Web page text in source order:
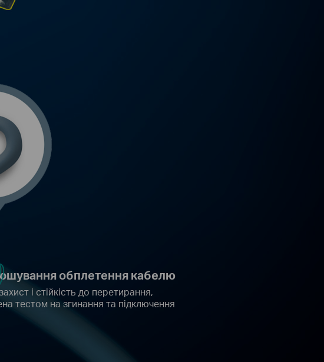
обплетення кабелю
і стійкість до перетирання,
тестом на згинання та підключення